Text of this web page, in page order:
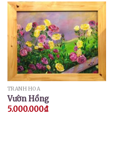
TRANH HOA
Vườn Hồng
5.000.000₫